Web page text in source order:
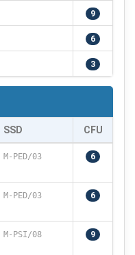
9
6
3
SSD CFU
M-PED/03 6
M-PED/03 6
M-PSI/08 9